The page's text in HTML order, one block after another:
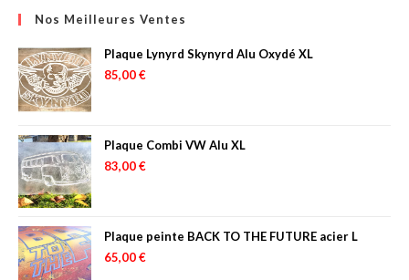
Nos Meilleures Ventes
Plaque Lynyrd Skynyrd Alu Oxydé XL
85,00€
Plaque Combi VW Alu XL
83,00€
Plaque peinte BACK TO THE FUTURE acier L
65,00€